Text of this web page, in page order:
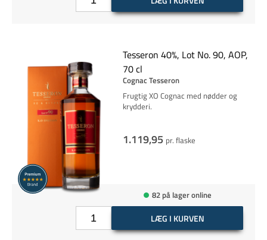
Tesseron 40%, Lot No. 90, AOP,
70 cl
Cognac Tesseron
Frugtig XO Cognac med nødder og
krydderi.
1.119,95 pr. flaske
82 på lager online
LÆG I KURVEN